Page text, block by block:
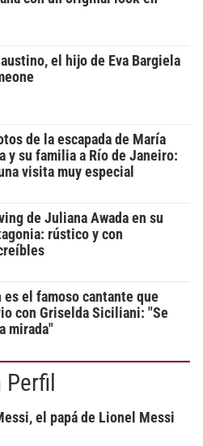
el hijo de Eva Bargiela
de la escapada de María
y su familia a Río de Janeiro:
visita muy especial
de Juliana Awada en su
rústico y con
es el famoso cantante que
con Griselda Siciliani: "Se
mirada"
Perfil
el papá de Lionel Messi